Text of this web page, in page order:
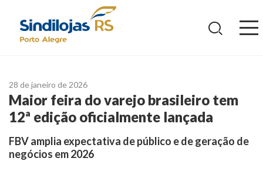
28 de janeiro de 2026
Maior feira do varejo brasileiro tem
12ª edição oficialmente lançada
FBV amplia expectativa de público e de geração de
negócios em 2026